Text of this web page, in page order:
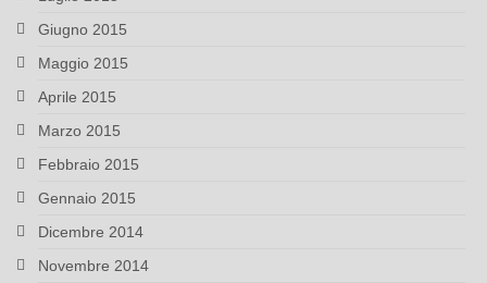
Giugno 2015
Maggio 2015
Aprile 2015
Marzo 2015
Febbraio 2015
Gennaio 2015
Dicembre 2014
Novembre 2014